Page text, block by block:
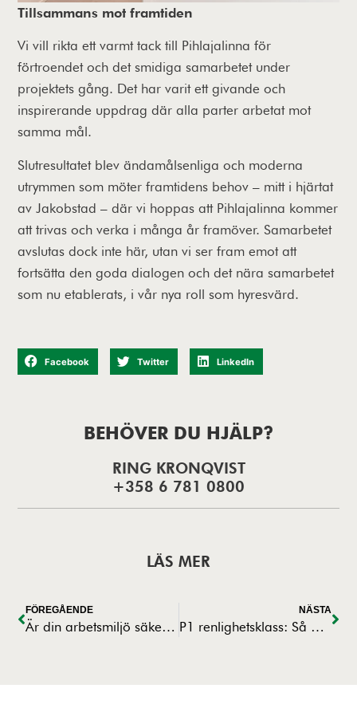
Tillsammans mot framtiden
Vi vill rikta ett varmt tack till Pihlajalinna för
förtroendet och det smidiga samarbetet under
projektets gång. Det har varit ett givande och
inspirerande uppdrag där alla parter arbetat mot
samma mål.
Slutresultatet blev ändamålsenliga och moderna
utrymmen som möter framtidens behov – mitt i hjärtat
av Jakobstad – där vi hoppas att Pihlajalinna kommer
att trivas och verka i många år framöver. Samarbetet
avslutas dock inte här, utan vi ser fram emot att
fortsätta den goda dialogen och det nära samarbetet
som nu etablerats, i vår nya roll som hyresvärd.
Facebook Twitter LinkedIn
BEHÖVER DU HJÄLP?
RING KRONQVIST
+358 6 781 0800
LÄS MER
FÖREGÅENDE
Är din arbetsmiljö säker? Vi gjorde en undersökning!
NÄSTA
P1 renlighetsklass: Så arbetar vi med rent byggande i känsliga miljöer